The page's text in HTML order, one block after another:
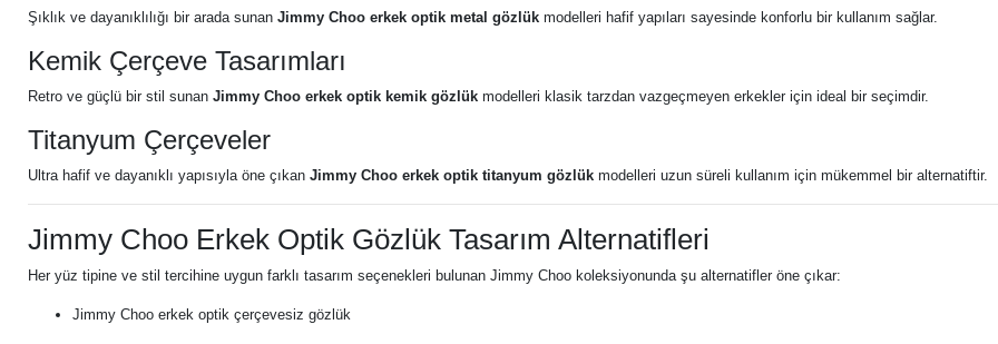
Şıklık ve dayanıklılığı bir arada sunan Jimmy Choo erkek optik metal gözlük modelleri hafif yapıları sayesinde konforlu bir kullanım sağlar.
Kemik Çerçeve Tasarımları
Retro ve güçlü bir stil sunan Jimmy Choo erkek optik kemik gözlük modelleri klasik tarzdan vazgeçmeyen erkekler için ideal bir seçimdir.
Titanyum Çerçeveler
Ultra hafif ve dayanıklı yapısıyla öne çıkan Jimmy Choo erkek optik titanyum gözlük modelleri uzun süreli kullanım için mükemmel bir alternatiftir.
Jimmy Choo Erkek Optik Gözlük Tasarım Alternatifleri
Her yüz tipine ve stil tercihine uygun farklı tasarım seçenekleri bulunan Jimmy Choo koleksiyonunda şu alternatifler öne çıkar:
Jimmy Choo erkek optik çerçevesiz gözlük